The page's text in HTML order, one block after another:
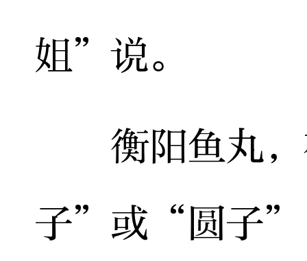
姐”说。
衡阳鱼丸，
子”或“圆子”